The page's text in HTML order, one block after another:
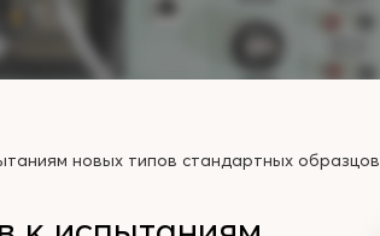
новых типов стандартных образцов